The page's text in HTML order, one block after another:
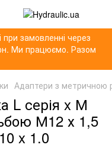
замовленні через
Ми працюємо. Разом
Адаптери з метричною
L серія x М
М12 х 1,5
x 1.0